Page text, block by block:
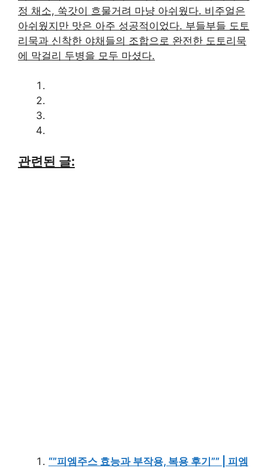
정 채소, 쑥갓이 흐물거려 마냥 아쉬웠다. 비주얼은
아쉬웠지만 맛은 아주 성공적이었다. 부들부들 도토
리묵과 신착한 야채들의 조합으로 완전한 도토리묵
에 막걸리 두병을 모두 마셨다.
관련된 글:
“”피엠주스 효능과 부작용, 복용 후기”” | 피엠